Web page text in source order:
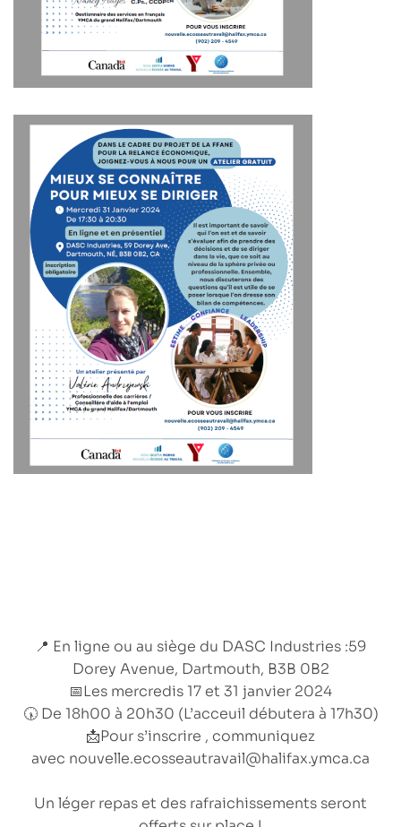
📍 En ligne ou au siège du DASC Industries :59
Dorey Avenue, Dartmouth, B3B 0B2
📅Les mercredis17 et 31 janvier 2024
🕠 De 18h00 à 20h30 (L’acceuil débutera à 17h30)
📩Pour s’inscrire , communiquez
avec nouvelle.ecosseautravail@halifax.ymca.ca
Un léger repas et des rafraichissements seront